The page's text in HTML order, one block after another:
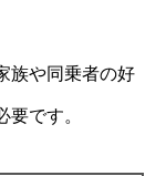
族や同乗者の好
です。